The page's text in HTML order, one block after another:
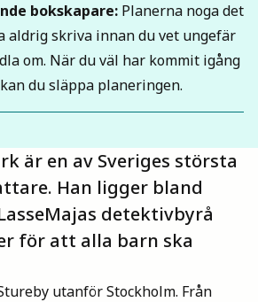
bokskapare: Planerna noga det
aldrig skriva innan du vet ungefär
om. När du väl har kommit igång
du släppa planeringen.
är en av Sveriges största
Han ligger bland
detektivbyrå
för att alla barn ska
utanför Stockholm. Från